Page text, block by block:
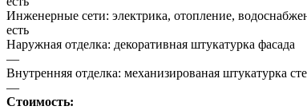
Инженерные сети: электрика, отопление,
есть
Наружная отделка: декоративная штукатурка фасада
—
Внутренняя отделка: механизированая штукатурка
—
Стоимость: